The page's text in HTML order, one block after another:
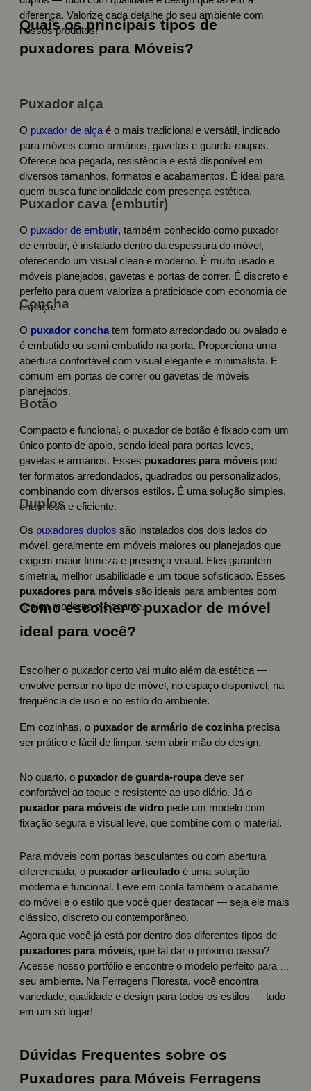
diferença. Valorize cada detalhe do seu ambiente com
nossos produtos!
Quais os principais tipos de
puxadores para Móveis?
Puxador alça
O puxador de alça é o mais tradicional e versátil, indicado
para móveis como armários, gavetas e guarda-roupas.
Oferece boa pegada, resistência e está disponível em
diversos tamanhos, formatos e acabamentos. É ideal para
quem busca funcionalidade com presença estética.
Puxador cava (embutir)
O puxador de embutir, também conhecido como puxador
de embutir, é instalado dentro da espessura do móvel,
oferecendo um visual clean e moderno. É muito usado em
móveis planejados, gavetas e portas de correr. É discreto e
perfeito para quem valoriza a praticidade com economia de
espaço.
Concha
O puxador concha tem formato arredondado ou ovalado e
é embutido ou semi-embutido na porta. Proporciona uma
abertura confortável com visual elegante e minimalista. É
comum em portas de correr ou gavetas de móveis
planejados.
Botão
Compacto e funcional, o puxador de botão é fixado com um
único ponto de apoio, sendo ideal para portas leves,
gavetas e armários. Esses puxadores para móveis podem
ter formatos arredondados, quadrados ou personalizados,
combinando com diversos estilos. É uma solução simples,
charmosa e eficiente.
Duplos
Os puxadores duplos são instalados dos dois lados do
móvel, geralmente em móveis maiores ou planejados que
exigem maior firmeza e presença visual. Eles garantem
simetria, melhor usabilidade e um toque sofisticado. Esses
puxadores para móveis são ideais para ambientes com
design moderno e elegante.
Como escolher o puxador de móvel
ideal para você?
Escolher o puxador certo vai muito além da estética —
envolve pensar no tipo de móvel, no espaço disponível, na
frequência de uso e no estilo do ambiente.
Em cozinhas, o puxador de armário de cozinha precisa
ser prático e fácil de limpar, sem abrir mão do design.
No quarto, o puxador de guarda-roupa deve ser
confortável ao toque e resistente ao uso diário. Já o
puxador para móveis de vidro pede um modelo com
fixação segura e visual leve, que combine com o material.
Para móveis com portas basculantes ou com abertura
diferenciada, o puxador articulado é uma solução
moderna e funcional. Leve em conta também o acabamento
do móvel e o estilo que você quer destacar — seja ele mais
clássico, discreto ou contemporâneo.
Agora que você já está por dentro dos diferentes tipos de
puxadores para móveis, que tal dar o próximo passo?
Acesse nosso portfólio e encontre o modelo perfeito para o
seu ambiente. Na Ferragens Floresta, você encontra
variedade, qualidade e design para todos os estilos — tudo
em um só lugar!
Dúvidas Frequentes sobre os
Puxadores para Móveis Ferragens